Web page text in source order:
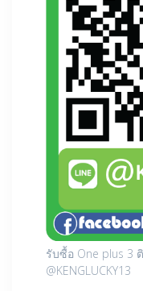
รับซื้อ One plus 3
@KENGLUCKY13